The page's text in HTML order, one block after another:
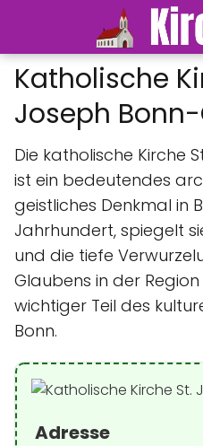
Katholische
Joseph
Die katholische Kirche
ist ein bedeutendes
geistliches Denkmal in
Jahrhundert, spiegelt
und die tiefe
Glaubens in der
wichtiger Teil des
Bonn.
Adresse